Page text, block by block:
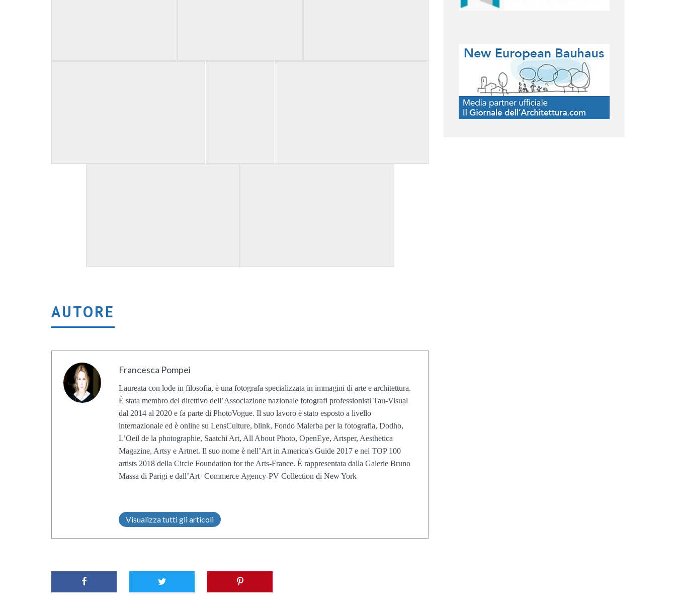
AUTORE
Francesca Pompei
Laureata con lode in filosofia, è una fotografa specializzata in immagini di arte e architettura.
È stata membro del direttivo dell’Associazione nazionale fotografi professionisti Tau-Visual
dal 2014 al 2020 e fa parte di PhotoVogue. Il suo lavoro è stato esposto a livello
internazionale ed è online su LensCulture, blink, Fondo Malerba per la fotografia, Dodho,
L’Oeil de la photographie, Saatchi Art, All About Photo, OpenEye, Artsper, Aesthetica
Magazine, Artsy e Artnet. Il suo nome è nell’Art in America's Guide 2017 e nei TOP 100
artists 2018 della Circle Foundation forthe Arts-France. È rappresentata dalla Galerie Bruno
Massa di Parigi e dall’Art+Commerce Agency-PV Collection di New York
Visualizza tutti gli articoli